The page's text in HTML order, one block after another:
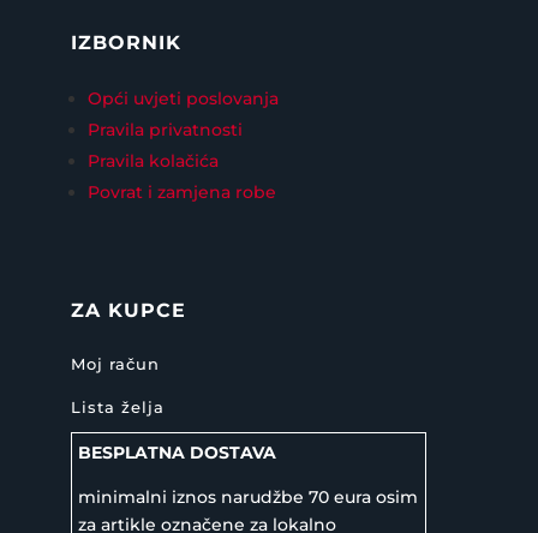
IZBORNIK
Opći uvjeti poslovanja
Pravila privatnosti
Pravila kolačića
Povrat i zamjena robe
ZA KUPCE
Moj račun
Lista želja
BESPLATNA DOSTAVA
minimalni iznos narudžbe 70 eura osim
za artikle označene za lokalno